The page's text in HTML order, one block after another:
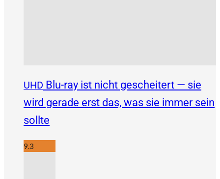
UHD Blu-ray ist nicht gescheitert — sie
wird gerade erst das, was sie immer sein
sollte
9.3